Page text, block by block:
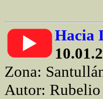
Hacia
Zona:
Autor: